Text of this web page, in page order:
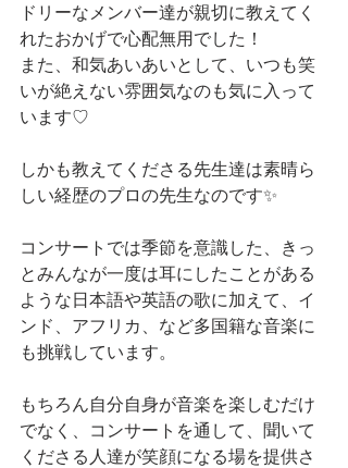
ドリーなメンバー達が親切に教えてく
れたおかげで心配無用でした！
また、和気あいあいとして、いつも笑
いが絶えない雰囲気なのも気に入って
います♡
しかも教えてくださる先生達は素晴ら
しい経歴のプロの先生なのです✨
コンサートでは季節を意識した、きっ
とみんなが一度は耳にしたことがある
ような日本語や英語の歌に加えて、イ
ンド、アフリカ、など多国籍な音楽に
も挑戦しています。
もちろん自分自身が音楽を楽しむだけ
でなく、コンサートを通して、聞いて
くださる人達が笑顔になる場を提供さ